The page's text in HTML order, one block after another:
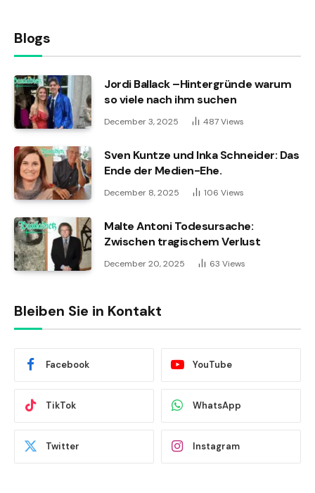
Blogs
Jordi Ballack –Hintergründe warum
so viele nach ihm suchen
December 3, 2025 487Views
Sven Kuntze und Inka Schneider: Das
Ende der Medien-Ehe.
December 8, 2025 106 Views
Malte Antoni Todesursache:
Zwischen tragischem Verlust
December 20, 2025 63 Views
Bleiben Sie in Kontakt
Facebook YouTube
TikTok WhatsApp
Twitter Instagram